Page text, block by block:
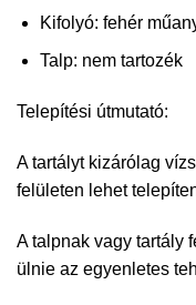
Kifolyó: fehér
Talp: nem tartozék
Telepítési útmutató:
A tartályt kizárólag
felületen lehet
A talpnak vagy tartály
ülnie az egyenletes